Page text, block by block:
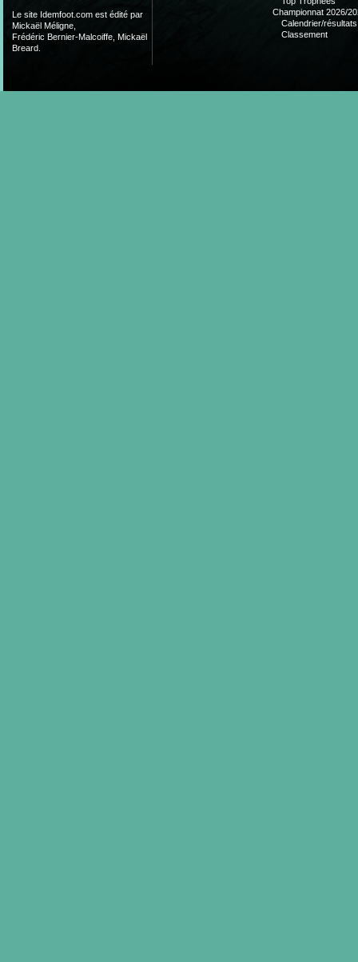
Le site Idemfoot.com est édité par
Mickaël Méligne,
Frédéric Bernier-Malcoiffe, Mickaël
Breard.
Championnat 2026/
Calendrier/résultats
Classement